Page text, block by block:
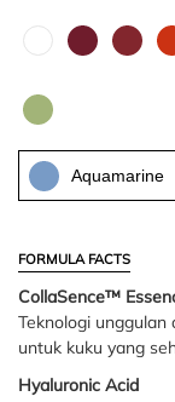
Aquamarine
FORMULA FACTS
CollaSence™
Teknologi unggulan
untuk kuku yang
Hyaluronic Acid